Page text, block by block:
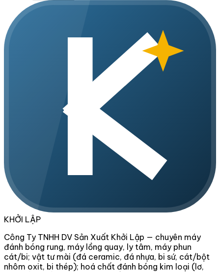
KHỞI LẬP
Công Ty TNHH DV Sản Xuất Khởi Lập — chuyên máy
đánh bóng rung, máy lồng quay, ly tâm, máy phun
cát/bi; vật tư mài (đá ceramic, đá nhựa, bi sứ, cát/bột
nhôm oxit, bi thép); hoá chất đánh bóng kim loại (lơ,